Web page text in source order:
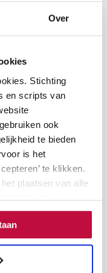
Over
Stichting
en scripts van
ook
te bieden
is het
te klikken.
plaatsen van alle
en
accepteert, dan
zijn eigen
aan te gaan met
gedrag wil
hij zien dat je
eventuele fouten
de wereld kunt
Jayden
en nam naar
en prachtig